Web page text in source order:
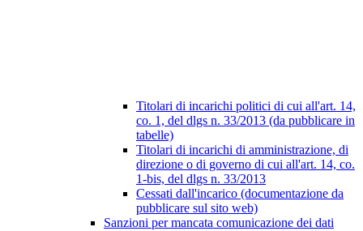
Titolari di incarichi politici di cui all'art. 14,
co. 1, del dlgs n. 33/2013 (da pubblicare in
tabelle)
Titolari di incarichi di amministrazione, di
direzione o di governo di cui all'art. 14, co.
1-bis, del dlgs n. 33/2013
Cessati dall'incarico (documentazione da
pubblicare sul sito web)
Sanzioni per mancata comunicazione dei dati